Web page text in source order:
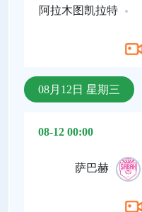
阿拉木图凯拉特
08月12日 星期三
08-12 00:00
萨巴赫